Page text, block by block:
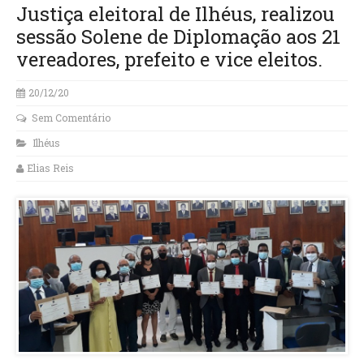
Justiça eleitoral de Ilhéus, realizou
sessão Solene de Diplomação aos 21
vereadores, prefeito e vice eleitos.
20/12/20
Sem Comentário
Ilhéus
Elias Reis